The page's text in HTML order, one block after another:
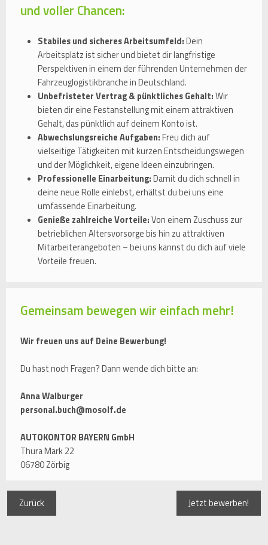
und voller Chancen:
Stabiles und sicheres Arbeitsumfeld:Dein
Arbeitsplatz ist sicher und bietet dir langfristige
Perspektiven in einem der führenden Unternehmen der
Fahrzeuglogistikbranche in Deutschland.
Unbefristeter Vertrag & pünktliches Gehalt:Wir
bieten dir eine Festanstellung mit einem attraktiven
Gehalt, das pünktlich auf deinem Konto ist.
Abwechslungsreiche Aufgaben:Freu dich auf
vielseitige Tätigkeiten mit kurzen Entscheidungswegen
und der Möglichkeit, eigene Ideen einzubringen.
Professionelle Einarbeitung:Damit du dich schnell in
deine neue Rolle einlebst, erhältst du bei uns eine
umfassende Einarbeitung.
Genieße zahlreiche Vorteile:Von einem Zuschuss zur
betrieblichen Altersvorsorge bis hin zu attraktiven
Mitarbeiterangeboten – bei uns kannst du dich auf viele
Vorteile freuen.
Gemeinsam bewegen wir einfach mehr!
Wir freuen uns auf Deine Bewerbung!
Du hast noch Fragen? Dann wende dich bitte an:
Anna Walburger
personal.buch@mosolf.de
AUTOKONTOR BAYERN GmbH
Thura Mark 22
06780 Zörbig
Zurück Jetzt bewerben!